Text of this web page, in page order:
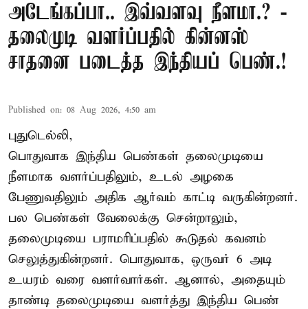
அடேங்கப்பா.. இவ்வளவு நீளமா.? -
தலைமுடி வளர்ப்பதில் கின்னஸ்
சாதனை படைத்த இந்தியப் பெண்.!
Published on: 08 Aug 2026, 4:50 am
புதுடெல்லி,
பொதுவாக இந்திய பெண்கள் தலைமுடியை
நீளமாக வளர்ப்பதிலும், உடல் அழகை
பேணுவதிலும் அதிக ஆர்வம் காட்டி வருகின்றனர்.
பல பெண்கள் வேலைக்கு சென்றாலும்,
தலைமுடியை பராமரிப்பதில் கூடுதல் கவனம்
செலுத்துகின்றனர். பொதுவாக, ஒருவர் 6 அடி
உயரம் வரை வளர்வார்கள். ஆனால், அதையும்
தாண்டி தலைமுடியை வளர்த்து இந்திய பெண்